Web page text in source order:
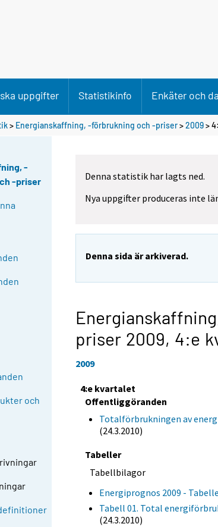
uppgifter Statistikinfo Enkäter och
> Energianskaffning, -förbrukning och -priser>2009>
-
-priser
och
Denna statistik har lagts ned.
Nya uppgifter produceras inte
Denna sida är arkiverad.
priser 2009, 4:e
2009
4:e kvartalet
Offentliggöranden
Totalförbrukningen av
(24.3.2010)
Tabeller
Tabellbilagor
Energiprognos 2009 -
Tabell 01. Total
(24.3.2010)